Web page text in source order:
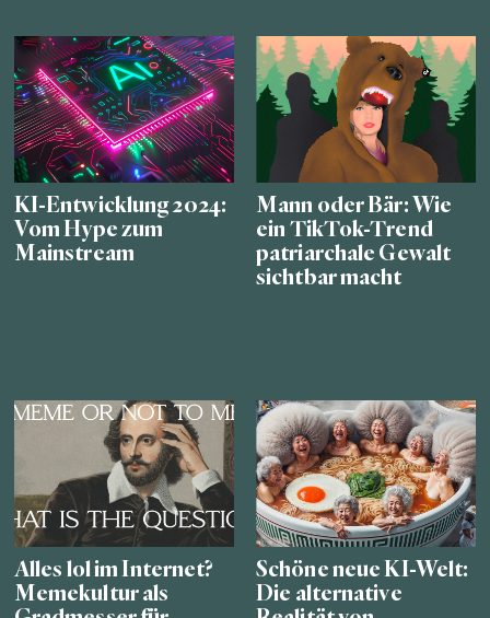
KI-Entwicklung 2024:
Vom Hype zum
Mainstream
Mann oder Bär: Wie
ein TikTok-Trend
patriarchale Gewalt
sichtbar macht
Alles lol im Internet?
Memekultur als
Schöne neue KI-Welt:
Die alternative